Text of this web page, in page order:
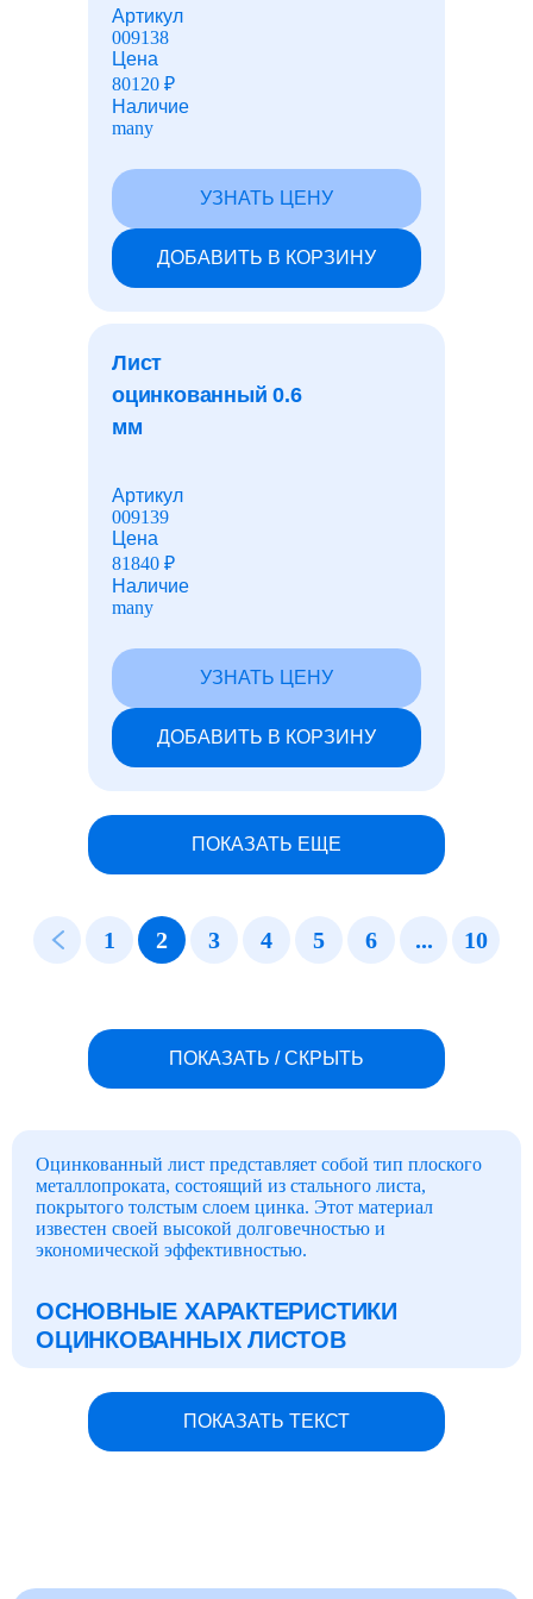
Артикул
009138
Цена
80120 ₽
Наличие
many
УЗНАТЬ ЦЕНУ
ДОБАВИТЬ В КОРЗИНУ
Лист
оцинкованный 0.6
мм
Артикул
009139
Цена
81840 ₽
Наличие
many
УЗНАТЬ ЦЕНУ
ДОБАВИТЬ В КОРЗИНУ
ПОКАЗАТЬ ЕЩЕ
1 2 3 4 5 6 ... 10
ПОКАЗАТЬ / СКРЫТЬ
Оцинкованный лист представляет собой тип плоского
металлопроката, состоящий из стального листа,
покрытого толстым слоем цинка. Этот материал
известен своей высокой долговечностью и
экономической эффективностью.
ОСНОВНЫЕ ХАРАКТЕРИСТИКИ
ОЦИНКОВАННЫХ ЛИСТОВ
Листовая оцинкованная сталь обладает множеством
преимуществ, благодаря которым этот материал
пользуется высоким спросом:
ОЦИНКОВАННЫХ ЛИСТОВ
ПОКАЗАТЬ ТЕКСТ